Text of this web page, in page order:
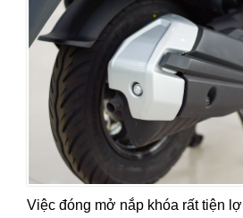
Việc đóng mở nắp khóa rất tiện